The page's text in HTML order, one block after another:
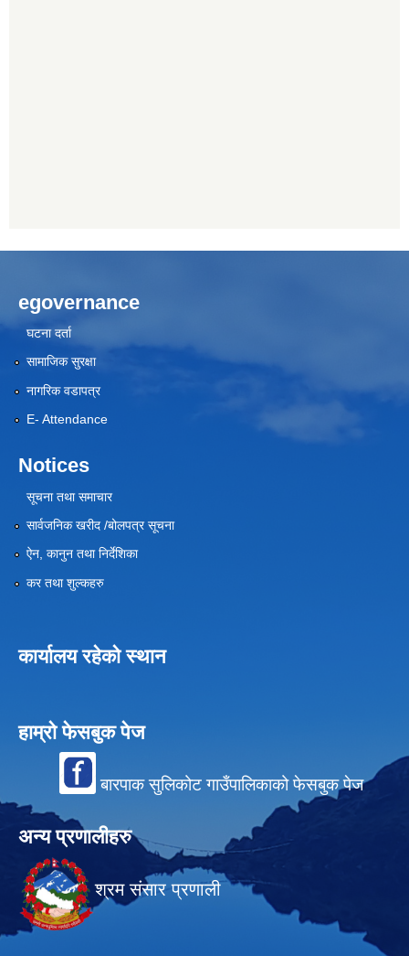
egovernance
घटना दर्ता
सामाजिक सुरक्षा
नागरिक वडापत्र
E- Attendance
Notices
सूचना तथा समाचार
सार्वजनिक खरीद /बोलपत्र सूचना
ऐन, कानुन तथा निर्देशिका
कर तथा शुल्कहरु
कार्यालय रहेको स्थान
हाम्रो फेसबुक पेज
बारपाक सुलिकोट गाउँपालिकाको फेसबुक पेज
अन्य प्रणालीहरु
श्रम संसार प्रणाली